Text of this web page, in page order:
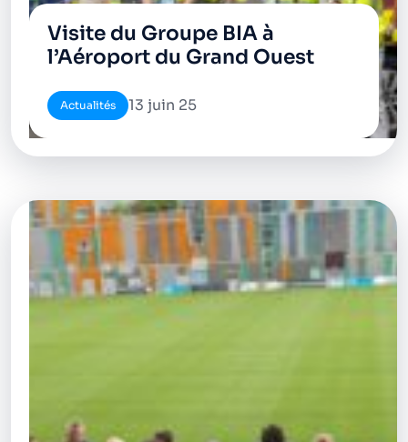
Visite du Groupe BIA à
l’Aéroport du Grand Ouest
Actualités 13 juin 25